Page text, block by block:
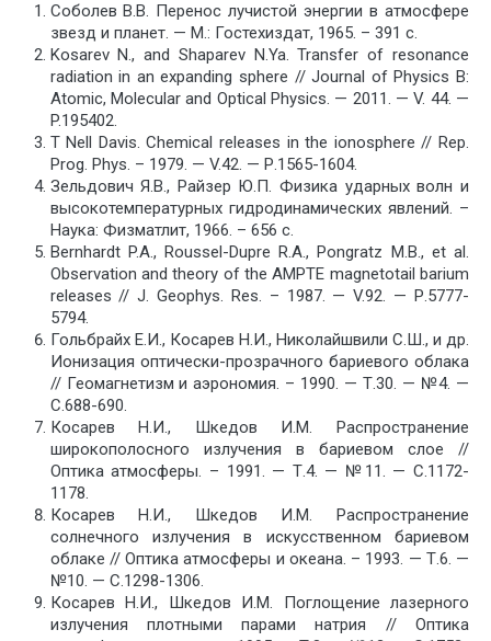
Соболев В.В. Перенос лучистой энергии в атмосфере
звезд и планет. — М.: Гостехиздат, 1965. – 391 c.
Kosarev N., and Shaparev N.Ya. Transfer of resonance
radiation in an expanding sphere // Journal of Physics B:
Atomic, Molecular and Optical Physics. — 2011. — V. 44. —
P.195402.
T Nell Davis. Chemical releases in the ionosphere // Rep.
Prog. Phys. – 1979. — V.42. — Р.1565-1604.
Зельдович Я.В., Райзер Ю.П. Физика ударных волн и
высокотемпературных гидродинамических явлений. –
Наука: Физматлит, 1966. – 656 с.
Bernhardt P.A., Roussel-Dupre R.A., Pongratz M.B., et al.
Observation and theory of the AMPTE magnetotail barium
releases // J. Geophys. Res. – 1987. — V.92. — Р.5777-
5794.
Гольбрайх Е.И., Косарев Н.И., Николайшвили С.Ш., и др.
Ионизация оптически-прозрачного бариевого облака
// Геомагнетизм и аэрономия. – 1990. — Т.30. — №4. —
С.688-690.
Косарев Н.И., Шкедов И.М. Распространение
широкополосного излучения в бариевом слое //
Оптика атмосферы. – 1991. — Т.4. — №11. — С.1172-
1178.
Косарев Н.И., Шкедов И.М. Распространение
солнечного излучения в искусственном бариевом
облаке // Оптика атмосферы и океана. – 1993. — Т.6. —
№10. — С.1298-1306.
Косарев Н.И., Шкедов И.М. Поглощение лазерного
излучения плотными парами натрия // Оптика